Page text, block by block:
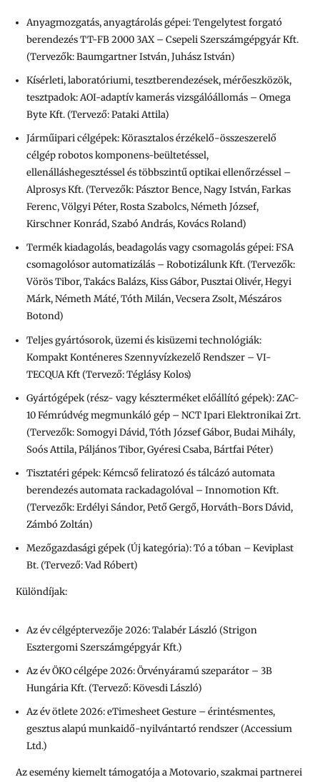
Anyagmozgatás, anyagtárolás gépei: Tengelytest forgató
berendezés TT-FB 2000 3AX – Csepeli Szerszámgépgyár Kft.
(Tervezők: Baumgartner István, Juhász István)
Kísérleti, laboratóriumi, tesztberendezések, mérőeszközök,
tesztpadok: AOI-adaptív kamerás vizsgálóállomás – Omega
Byte Kft. (Tervező: Pataki Attila)
Járműipari célgépek: Körasztalos érzékelő-összeszerelő
célgép robotos komponens-beültetéssel,
ellenálláshegesztéssel és többszintű optikai ellenőrzéssel –
Alprosys Kft. (Tervezők: Pásztor Bence, Nagy István, Farkas
Ferenc, Völgyi Péter, Rosta Szabolcs, Németh József,
Kirschner Konrád, Szabó András, Kovács Roland)
Termék kiadagolás, beadagolás vagy csomagolás gépei: FSA
csomagolósor automatizálás – Robotizálunk Kft. (Tervezők:
Vörös Tibor, Takács Balázs, Kiss Gábor, Pusztai Olivér, Hegyi
Márk, Németh Máté, Tóth Milán, Vecsera Zsolt, Mészáros
Botond)
Teljes gyártósorok, üzemi és kisüzemi technológiák:
Kompakt Konténeres Szennyvízkezelő Rendszer – VI-
TECQUA Kft (Tervező: Téglásy Kolos)
Gyártógépek (rész- vagy készterméket előállító gépek): ZAC-
10 Fémrúdvég megmunkáló gép – NCT Ipari Elektronikai Zrt.
(Tervezők: Somogyi Dávid, Tóth József Gábor, Budai Mihály,
Soós Attila, Páljános Tibor, Gyéresi Csaba, Bártfai Péter)
Tisztatéri gépek: Kémcső feliratozó és tálcázó automata
berendezés automata rackadagolóval – Innomotion Kft.
(Tervezők: Erdélyi Sándor, Pető Gergő, Horváth-Bors Dávid,
Zámbó Zoltán)
Mezőgazdasági gépek (Új kategória): Tó a tóban – Keviplast
Bt. (Tervező: Vad Róbert)
Különdíjak:
Az év célgéptervezője 2026: Talabér László (Strigon
Esztergomi Szerszámgépgyár Kft.)
Az év ÖKO célgépe 2026: Örvényáramú szeparátor – 3B
Hungária Kft. (Tervező: Kövesdi László)
Az év ötlete 2026: eTimesheet Gesture – érintésmentes,
gesztus alapú munkaidő-nyilvántartó rendszer (Accessium
Ltd.)
Az esemény kiemelt támogatója a Motovario, szakmai partnerei